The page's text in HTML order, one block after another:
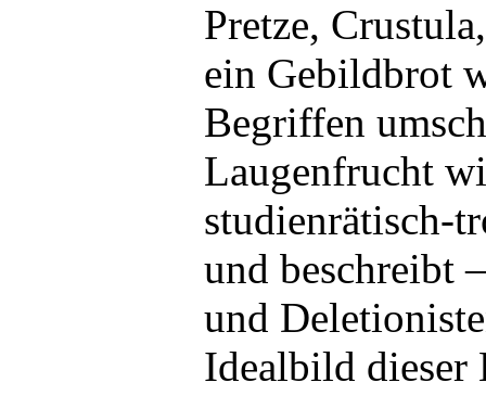
Pretze,
ein Gebildbrot
Begriffen
Laugenfrucht
studienrätisch-
und beschreibt
und
Idealbild dieser